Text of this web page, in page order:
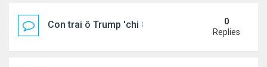
Con trai ô Trump 'chi 8.5 triệu để xóa ràng buộc
0
Replies